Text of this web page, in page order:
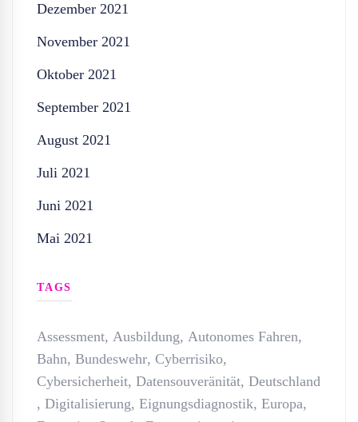
Dezember 2021
November 2021
Oktober 2021
September 2021
August 2021
Juli 2021
Juni 2021
Mai 2021
TAGS
Assessment, Ausbildung, Autonomes Fahren,
Bahn, Bundeswehr, Cyberrisiko,
Cybersicherheit, Datensouveränität, Deutschland
, Digitalisierung, Eignungsdiagnostik, Europa,